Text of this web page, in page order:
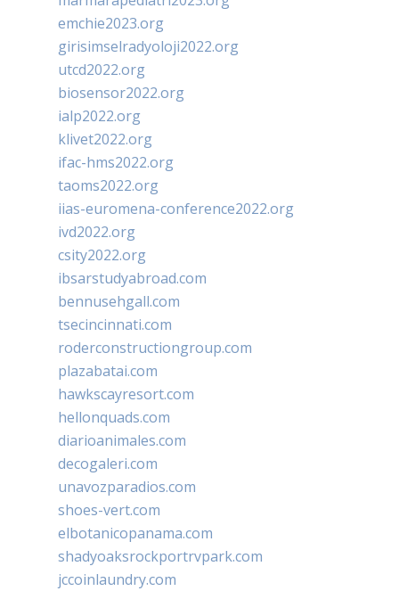
emchie2023.org
girisimselradyoloji2022.org
utcd2022.org
biosensor2022.org
ialp2022.org
klivet2022.org
ifac-hms2022.org
taoms2022.org
iias-euromena-conference2022.org
ivd2022.org
csity2022.org
ibsarstudyabroad.com
bennusehgall.com
tsecincinnati.com
roderconstructiongroup.com
plazabatai.com
hawkscayresort.com
hellonquads.com
diarioanimales.com
decogaleri.com
unavozparadios.com
shoes-vert.com
elbotanicopanama.com
shadyoaksrockportrvpark.com
jccoinlaundry.com